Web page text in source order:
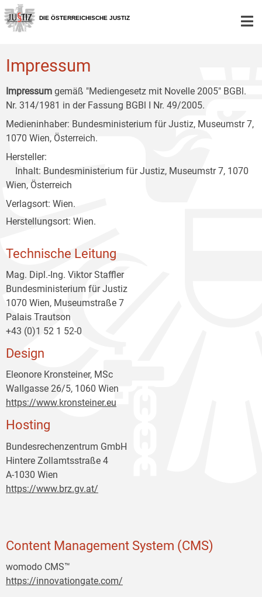
Zur
Hauptnavigation
[1]
Zum
Inhalt
[2]
Zum
Untermenü
[3]
DIE ÖSTERREICHISCHE JUSTIZ
Impressum
Impressum gemäß "Mediengesetz mit Novelle 2005" BGBl.
Nr. 314/1981 in der Fassung BGBl I Nr. 49/2005.
Medieninhaber: Bundesministerium für Justiz, Museumstr 7,
1070 Wien, Österreich.
Hersteller:
Inhalt: Bundesministerium für Justiz, Museumstr 7, 1070
Wien, Österreich
Verlagsort: Wien.
Herstellungsort: Wien.
Technische Leitung
Mag. Dipl.-Ing. Viktor Staffler
Bundesministerium für Justiz
1070 Wien, Museumstraße 7
Palais Trautson
+43 (0)1 52 1 52-0
Design
Eleonore Kronsteiner, MSc
Wallgasse 26/5, 1060 Wien
https://www.kronsteiner.eu
Hosting
Bundesrechenzentrum GmbH
Hintere Zollamtsstraße 4
A-1030 Wien
https://www.brz.gv.at/
Content Management System (CMS)
womodo CMS™
https://innovationgate.com/